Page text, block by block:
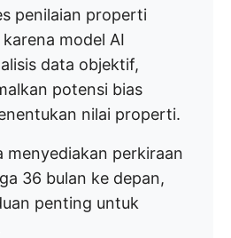
penilaian properti
model AI
data objektif,
potensi bias
nilai properti.
menyediakan perkiraan
36 bulan ke depan,
penting untuk